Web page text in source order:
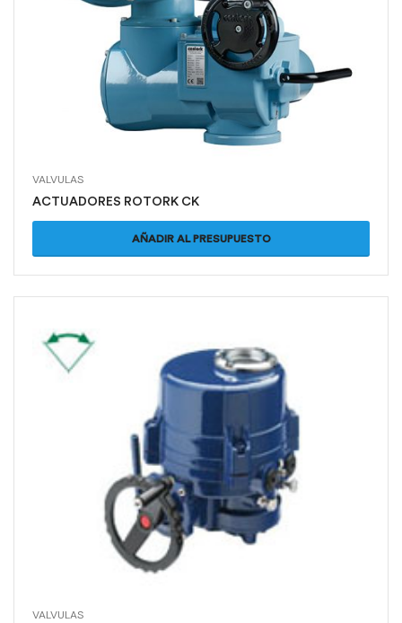
VALVULAS
ACTUADORES ROTORK CK
AÑADIR AL PRESUPUESTO
VALVULAS